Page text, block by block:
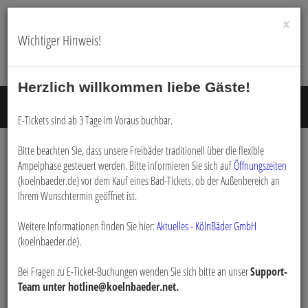
Buchen
Startchancen-Programm (Schulen)
×
Wichtiger Hinweis!
Herzlich willkommen liebe Gäste!
E-Tickets sind ab 3 Tage im Voraus buchbar.
Bitte beachten Sie, dass unsere Freibäder traditionell über die flexible
Ampelphase gesteuert werden. Bitte informieren Sie sich aufÖffnungszeiten
(koelnbaeder.de) vor dem Kauf eines Bad-Tickets, ob der Außenbereich an
Ihrem Wunschtermin geöffnet ist.
Weitere Informationen finden Sie hier:Aktuelles - KölnBäder GmbH
(koelnbaeder.de).
Bei Fragen zu E-Ticket-Buchungen wenden Sie sich bitte an unserSupport-
Team unter hotline@koelnbaeder.net.